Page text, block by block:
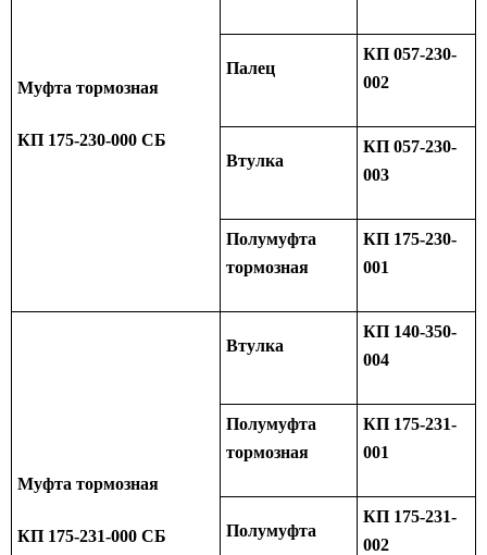
Муфта тормозная
КП 175-230-000 СБ
Палец
КП 057-230-
002
Втулка
КП 057-230-
003
Полумуфта
тормозная
КП 175-230-
001
Муфта тормозная
КП 175-231-000 СБ
Втулка
КП 140-350-
004
Полумуфта
тормозная
КП 175-231-
001
Полумуфта
КП 175-231-
002